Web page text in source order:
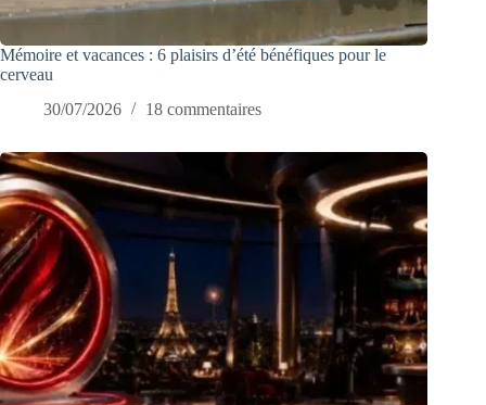
Mémoire et vacances : 6 plaisirs d’été bénéfiques pour le
cerveau
30/07/2026
18 commentaires